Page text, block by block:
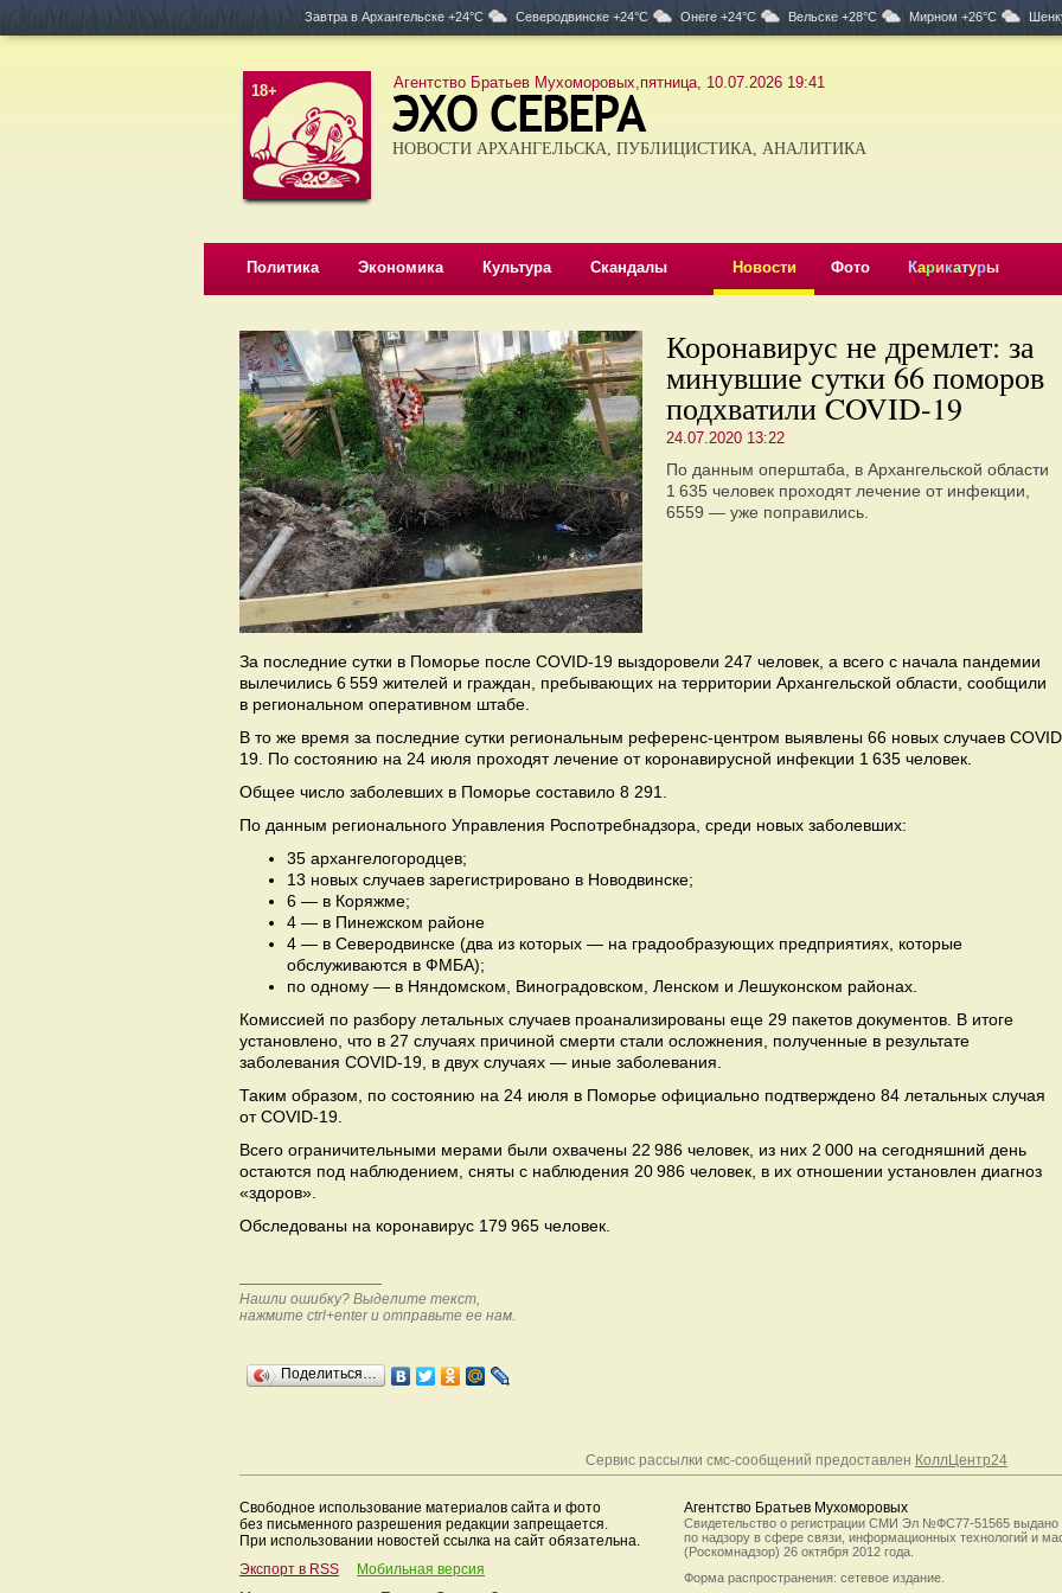
Завтра в Архангельске +24°C Северодвинске +24°C Онеге +24°C Вельске +28°C Мирном +26°C
18+ Агентство Братьев Мухоморовых,пятница, 10.07.2026 19:41
НОВОСТИ АРХАНГЕЛЬСКА, ПУБЛИЦИСТИКА, АНАЛИТИКА
Политика Экономика Культура Скандалы Новости Фото Карикатуры
Коронавирус не дремлет: за
минувшие сутки 66 поморов
подхватили COVID-19
24.07.2020 13:22
По данным оперштаба, в Архангельской области
1 635 человек проходят лечение от инфекции,
6559 — уже поправились.
За последние сутки в Поморье после COVID-19 выздоровели 247 человек, а всего с начала пандемии
вылечились 6 559 жителей и граждан, пребывающих на территории Архангельской области, сообщили
в региональном оперативном штабе.
В то же время за последние сутки региональным референс-центром выявлены 66 новых случаев
19. По состоянию на 24 июля проходят лечение от коронавирусной инфекции 1 635 человек.
Общее число заболевших в Поморье составило 8 291.
По данным регионального Управления Роспотребнадзора, среди новых заболевших:
35 архангелогородцев;
13 новых случаев зарегистрировано в Новодвинске;
6 — в Коряжме;
4 — в Пинежском районе
4 — в Северодвинске (два из которых — на градообразующих предприятиях, которые
обслуживаются в ФМБА);
по одному — в Няндомском, Виноградовском, Ленском и Лешуконском районах.
Комиссией по разбору летальных случаев проанализированы еще 29 пакетов документов. В итоге
установлено, что в 27 случаях причиной смерти стали осложнения, полученные в результате
заболевания COVID-19, в двух случаях — иные заболевания.
Таким образом, по состоянию на 24 июля в Поморье официально подтверждено 84 летальных случая
от COVID-19.
Всего ограничительными мерами были охвачены 22 986 человек, из них 2 000 на сегодняшний день
остаются под наблюдением, сняты с наблюдения 20 986 человек, в их отношении установлен диагноз
«здоров».
Обследованы на коронавирус 179 965 человек.
Нашли ошибку? Выделите текст,
нажмите ctrl+enter и отправьте ее нам.
Поделиться…
Сервис рассылки смс-сообщений предоставлен КоллЦентр24
Свободное использование материалов сайта и фото
без письменного разрешения редакции запрещается.
При использовании новостей ссылка на сайт обязательна.
Экспорт в RSS
Мобильная версия
Агентство Братьев Мухоморовых
Свидетельство о регистрации СМИ Эл №ФС77-51565 выдано
по надзору в сфере связи, информационных технологий и
(Роскомнадзор) 26 октября 2012 года.
Форма распространения: сетевое издание.